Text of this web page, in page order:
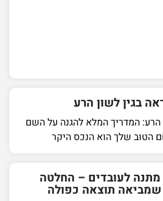
בגין לשון הרע
הרע: המדריך המלא להגנה על השם
הטוב שלך הוא הנכס היקר
מתנה לעובדים – החלטה
תוצאה כפולה